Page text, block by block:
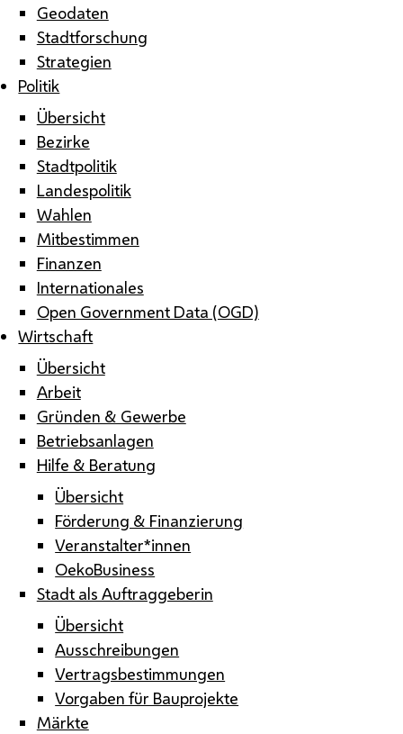
Geodaten
Stadtforschung
Strategien
Politik
Übersicht
Bezirke
Stadtpolitik
Landespolitik
Wahlen
Mitbestimmen
Finanzen
Internationales
Open Government Data (OGD)
Wirtschaft
Übersicht
Arbeit
Gründen & Gewerbe
Betriebsanlagen
Hilfe & Beratung
Übersicht
Förderung & Finanzierung
Veranstalter*innen
OekoBusiness
Stadt als Auftraggeberin
Übersicht
Ausschreibungen
Vertragsbestimmungen
Vorgaben für Bauprojekte
Märkte